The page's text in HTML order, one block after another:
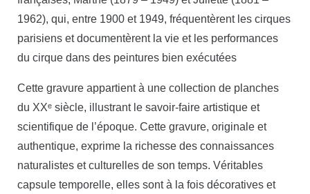
1962), qui, entre 1900 et 1949, fréquentèrent les cirques
parisiens et documentèrent la vie et les performances
du cirque dans des peintures bien exécutées
Cette gravure appartient à une collection de planches
du XXᵉ siècle, illustrant le savoir-faire artistique et
scientifique de l’époque. Cette gravure, originale et
authentique, exprime la richesse des connaissances
naturalistes et culturelles de son temps. Véritables
capsule temporelle, elles sont à la fois décoratives et